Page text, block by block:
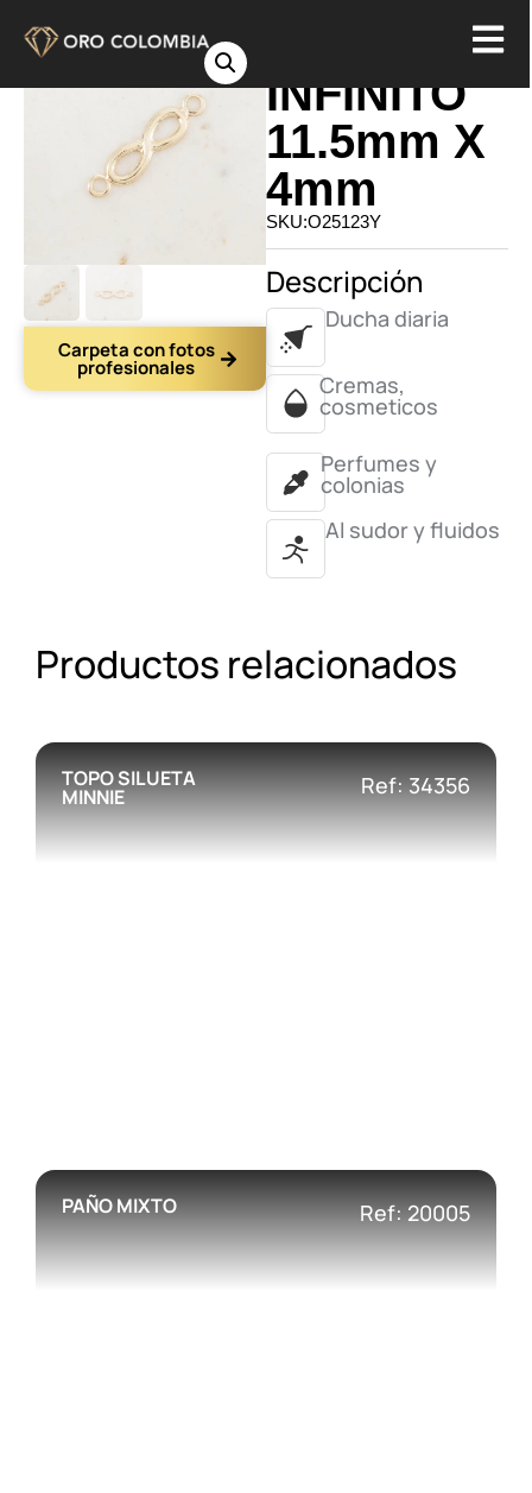
Carpeta con fotos
profesionales
HERRAJE
INFINITO
11.5mm X
4mm
SKU:O25123Y
Descripción
Ducha diaria
Cremas,
cosmeticos
Perfumes y
colonias
Al sudor y fluidos
Productos relacionados
TOPO SILUETA
MINNIE Ref: 34356
PAÑO MIXTO Ref: 20005